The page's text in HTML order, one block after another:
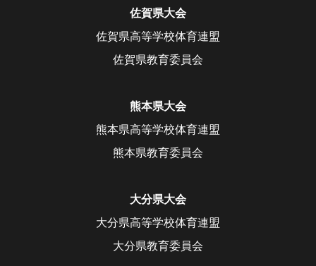
佐賀県大会
佐賀県高等学校体育連盟
佐賀県教育委員会
熊本県大会
熊本県高等学校体育連盟
熊本県教育委員会
大分県大会
大分県高等学校体育連盟
大分県教育委員会